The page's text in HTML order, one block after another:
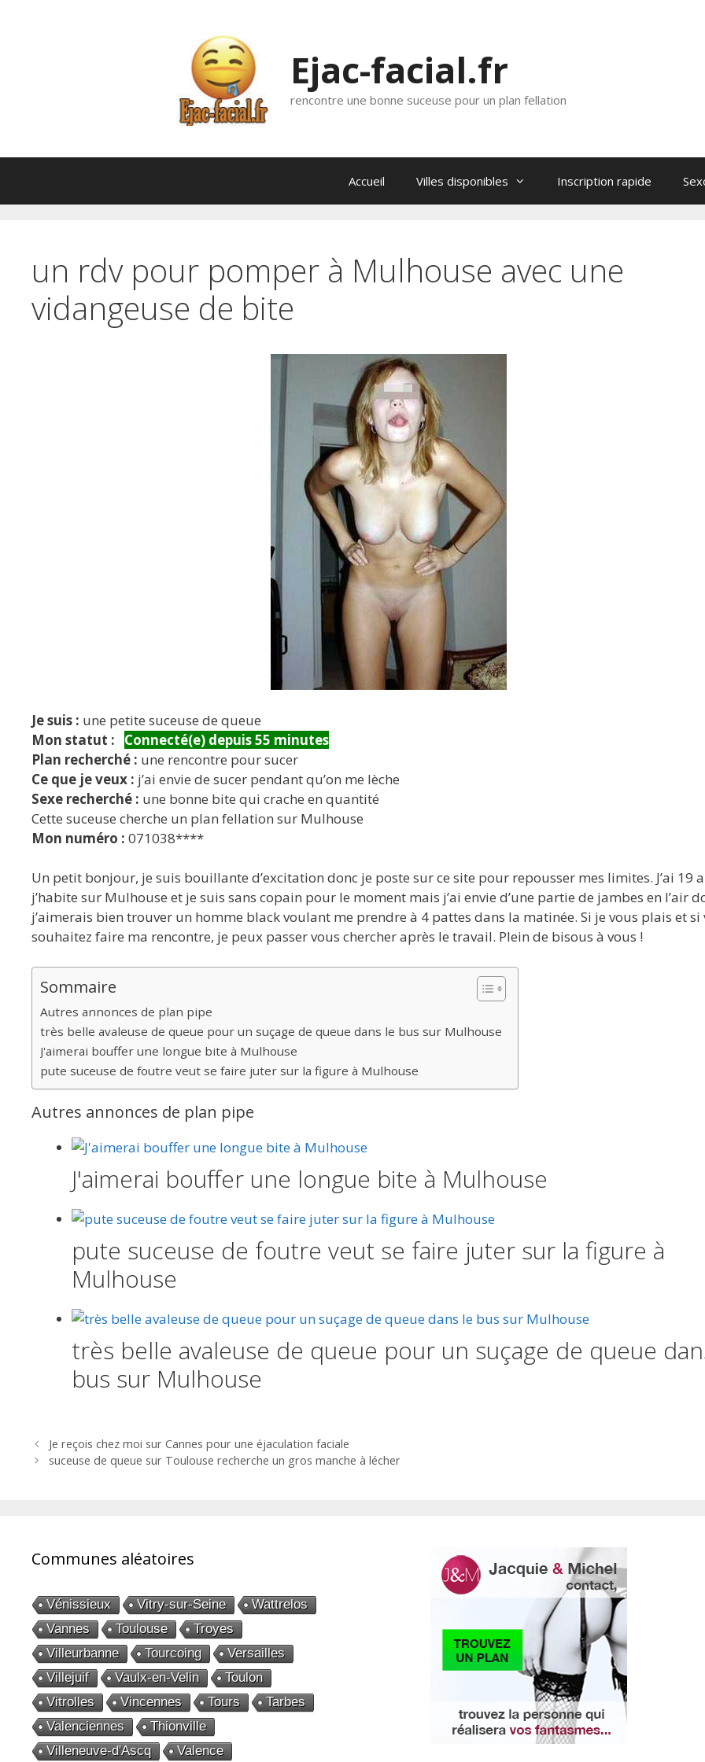
Ejac-facial.fr
rencontre une bonne suceuse pour un plan fellation
Accueil Villes disponibles Inscription rapide
un rdv pour pomper à Mulhouse avec une
vidangeuse de bite
Je suis : une petite suceuse de queue
Mon statut :
Connecté(e) depuis 55 minutes
Plan recherché : une rencontre pour sucer
Ce que je veux : j’ai envie de sucer pendant qu’on me lèche
Sexe recherché : une bonne bite qui crache en quantité
Cette suceuse cherche un plan fellation sur Mulhouse
Mon numéro : 071038****
Un petit bonjour, je suis bouillante d’excitation donc je poste sur ce site pour repousser mes limites. J’ai 19
j’habite sur Mulhouse et je suis sans copain pour le moment mais j’ai envie d’une partie de jambes en l’air
j’aimerais bien trouver un homme black voulant me prendre à 4 pattes dans la matinée. Si je vous plais et si
souhaitez faire ma rencontre, je peux passer vous chercher après le travail. Plein de bisous à vous !
Sommaire
Autres annonces de plan pipe
très belle avaleuse de queue pour un suçage de queue dans le bus sur Mulhouse
J'aimerai bouffer une longue bite à Mulhouse
pute suceuse de foutre veut se faire juter sur la figure à Mulhouse
Autres annonces de plan pipe
J'aimerai bouffer une longue bite à Mulhouse
pute suceuse de foutre veut se faire juter sur la figure à
Mulhouse
très belle avaleuse de queue pour un suçage de queue
bus sur Mulhouse
Navigation
des
Je reçois chez moi sur Cannes pour une éjaculation faciale
suceuse de queue sur Toulouse recherche un gros manche à lécher
Communes aléatoires
Vénissieux Vitry-sur-Seine
Wattrelos
Vannes
Toulouse
Troyes
Villeurbanne
Tourcoing
Versailles
Villejuif
Vaulx-en-Velin
Toulon
Vitrolles
Vincennes Tours
Tarbes
Valenciennes
Thionville
Villeneuve-d'Ascq
Valence